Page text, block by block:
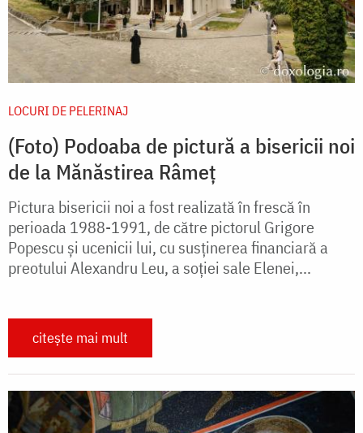
LOCURI DE PELERINAJ
(Foto) Podoaba de pictură a bisericii noi
de la Mănăstirea Râmeț
Pictura bisericii noi a fost realizată în frescă în
perioada 1988-1991, de către pictorul Grigore
Popescu și ucenicii lui, cu susținerea financiară a
preotului Alexandru Leu, a soției sale Elenei,...
citește mai mult